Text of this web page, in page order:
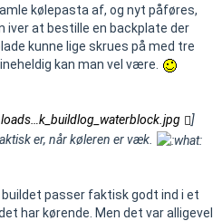
kølepasta af, og nyt påføres,
iver at bestille en backplate der
kunne lige skrues på med tre
kan man vel være.
]
er, når køleren er væk.
passer faktisk godt ind i et
har kørende. Men det var alligevel